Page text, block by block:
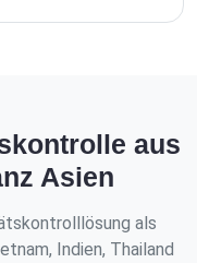
aus
Asien
als
Indien, Thailand